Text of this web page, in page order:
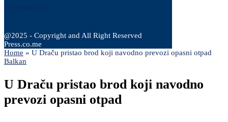
@2025 - Copyright and All Right Reserved
Press.co.me
Home » U Draču pristao brod koji navodno prevozi opasni otpad
Balkan
U Draču pristao brod koji navodno
prevozi opasni otpad